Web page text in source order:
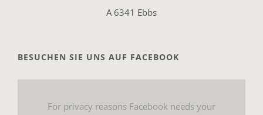
A 6341 Ebbs
BESUCHEN SIE UNS AUF FACEBOOK
For privacy reasons Facebook needs your